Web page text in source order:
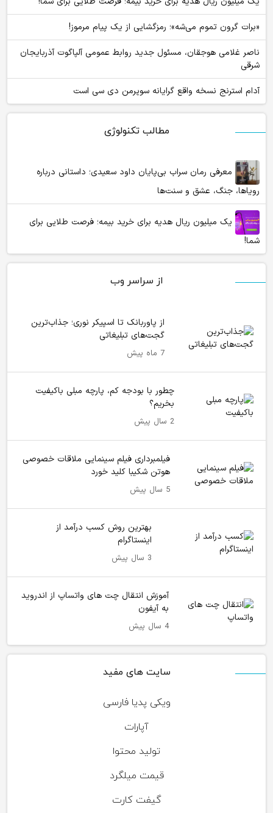
مطالب تکنولوژی
معرفی رمان سراب بی‌پایان داود سعیدی؛ داستانی درباره
رویاها، جنگ، عشق و سنت‌ها
یک میلیون ریال هدیه برای خرید بیمه؛ فرصت طلایی برای
شما!
از سراسر وب
از پاوربانک تا اسپیکر نوری؛ جذاب‌ترین
گجت‌های تبلیغاتی
7 ماه پیش
چطور با بودجه کم، پارچه مبلی باکیفیت
بخریم؟
2 سال پیش
فیلمبرداری فیلم سینمایی ملاقات خصوصی
هوتن شکیبا کلید خورد
5 سال پیش
بهترین روش کسب درآمد از
اینستاگرام
3 سال پیش
آموزش انتقال چت های واتساپ از اندروید
به آیفون
4 سال پیش
سایت های مفید
ویکی پدیا فارسی
آپارات
تولید محتوا
قیمت میلگرد
گیفت کارت
«برات گرون تموم می‌شه»؛ رمزگشایی از یک پیام مرموز!
ناصر غلامی هوجقان، مسئول جدید روابط عمومی آلپاگوت آذربایجان
شرقی
آدام استرنج نسخه واقع گرایانه سوپرمن دی سی است